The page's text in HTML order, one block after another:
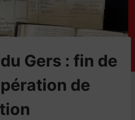
Gers : fin de
de